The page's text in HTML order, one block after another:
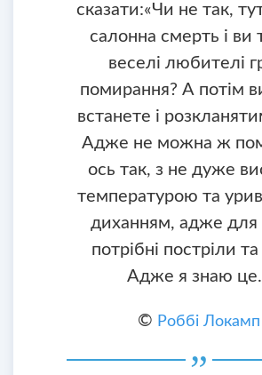
сказати:«Чи не так,
салонна смерть і ви
веселі любителі
помирання? А потім
встанете і
Адже не можна ж
ось так, з не дуже
температурою та
диханням, адже для
потрібні постріли
Адже я знаю
© Роббі Локамп